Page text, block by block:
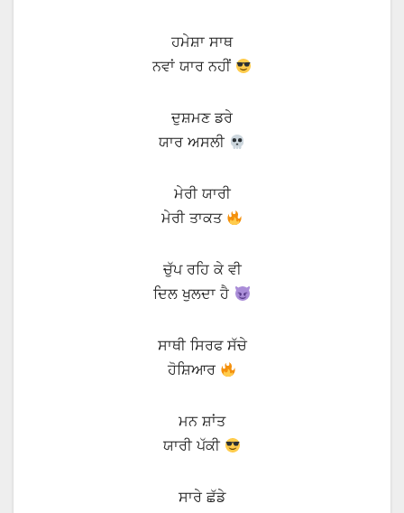
ਹਮੇਸ਼ਾ ਸਾਥ
ਨਵਾਂ ਯਾਰ ਨਹੀਂ
ਦੁਸ਼ਮਣ ਡਰੇ
ਯਾਰ ਅਸਲੀ
ਮੇਰੀ ਯਾਰੀ
ਮੇਰੀ ਤਾਕਤ
ਚੁੱਪ ਰਹਿ ਕੇ ਵੀ
ਦਿਲ ਖੁਲਦਾ ਹੈ
ਸਾਥੀ ਸਿਰਫ ਸੱਚੇ
ਹੋਸ਼ਿਆਰ
ਮਨ ਸ਼ਾਂਤ
ਯਾਰੀ ਪੱਕੀ
ਸਾਰੇ ਛੱਡੇ